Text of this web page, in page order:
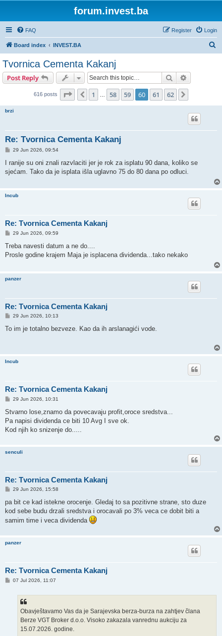
forum.invest.ba
FAQ Login
Register
Board index INVEST.BA
Tvornica Cementa Kakanj
Post Reply Search
616 posts Page 60 of 62
Previous
1 58 59 60 61 62
brzi
Re: Tvornica Cementa Kakanj
P
s
29 Jun 2026, 09:54
I ranije su oni znali razvlaciti jer je rok za isplatu 90 dana, koliko se
sjećam. Tako da je isplata išla uglavno 75 do 80 dana po odluci.
Incub
Re: Tvornica Cementa Kakanj
P
s
29 Jun 2026, 09:59
Treba navesti datum a ne do....
Prosle godine krajem Maja je isplacena dividenda...tako nekako
panzer
Re: Tvornica Cementa Kakanj
P
s
29 Jun 2026, 10:13
To im je totalno bezveze. Kao da ih arslanagići vode.
Incub
Re: Tvornica Cementa Kakanj
P
s
29 Jun 2026, 10:31
Stvarno lose,znamo da povecavaju profit,oroce sredstva...
Pa napisi dividenda ce biti 10 Avg I sve ok.
Kod njih ko snizenje do.....
senculi
Re: Tvornica Cementa Kakanj
P
s
29 Jun 2026, 15:58
pa bit ce kad istekne orocenje. Gledaj to sa pozitivne strane, sto duze
kod sebe budu drzali sredstva i orocavali po 3% veca ce dobit biti a
samim time i veca dividenda
panzer
Re: Tvornica Cementa Kakanj
P07 Jul 2026, 11:07
Obavještavamo Vas da je Sarajevska berza-burza na zahtjev člana
Berze VGT Broker d.o.o. Visoko zakazala vanrednu aukciju za
15.07.2026. godine.